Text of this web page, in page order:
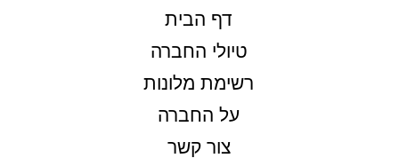
דף הבית
טיולי החברה
רשימת מלונות
על החברה
צור קשר